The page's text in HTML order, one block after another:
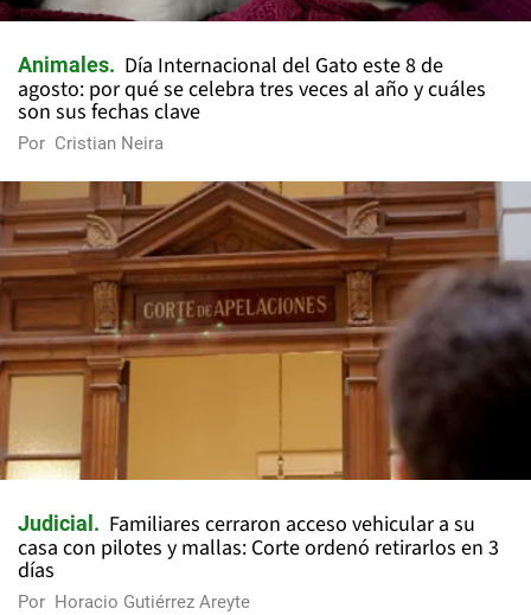
Animales
Día Internacional del Gato este 8 de
agosto: por qué se celebra tres veces al año y cuáles
son sus fechas clave
Por Cristian Neira
Judicial
Familiares cerraron acceso vehicular a su
casa con pilotes y mallas: Corte ordenó retirarlos en 3
días
Por Horacio Gutiérrez Areyte